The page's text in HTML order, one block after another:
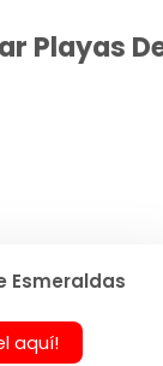
Playas
Esmeraldas
aquí!